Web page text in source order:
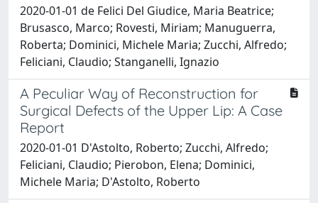
2020-01-01 de Felici Del Giudice, Maria Beatrice;
Brusasco, Marco; Rovesti, Miriam; Manuguerra,
Roberta; Dominici, Michele Maria; Zucchi, Alfredo;
Feliciani, Claudio; Stanganelli, Ignazio
A Peculiar Way of Reconstruction for
Surgical Defects of the Upper Lip: A Case
Report
2020-01-01 D'Astolto, Roberto; Zucchi, Alfredo;
Feliciani, Claudio; Pierobon, Elena; Dominici,
Michele Maria; D'Astolto, Roberto